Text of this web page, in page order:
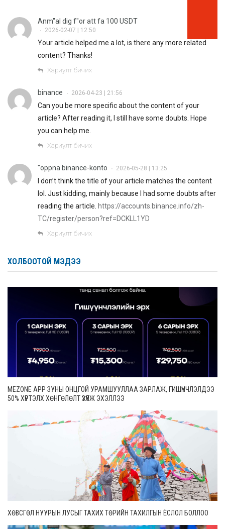
Anm"al dig f"or att fa 100 USDT
• 2026-02-07 | 12:50
Your article helped me a lot, is there any more related
content? Thanks!
Хариулт бичих
binance • 2026-04-23 | 21:56
Can you be more specific about the content of your
article? After reading it, I still have some doubts. Hope
you can help me.
Хариулт бичих
"oppna binance-konto • 2026-05-28 | 13:25
I don’t think the title of your article matches the content
lol. Just kidding, mainly because I had some doubts after
reading the article. https://accounts.binance.info/zh-
TC/register/person?ref=DCKLL1YD
Хариулт бичих
ХОЛБООТОЙ МЭДЭЭ
MEZONE APP ЗУНЫ ОНЦГОЙ УРАМШУУЛЛАА ЗАРЛАЖ, ГИШҮҮНЧЛЭЛДЭЭ
50% ХҮРТЭЛХ ХӨНГӨЛӨЛТ ҮЗҮҮЛЖ ЭХЭЛЛЭЭ
ХӨВСГӨЛ НУУРЫН ЛУСЫГ ТАХИХ ТӨРИЙН ТАХИЛГЫН ЁСЛОЛ БОЛЛОО